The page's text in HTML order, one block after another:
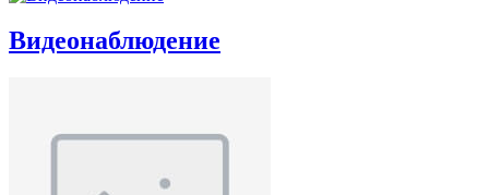
Видеонаблюдение